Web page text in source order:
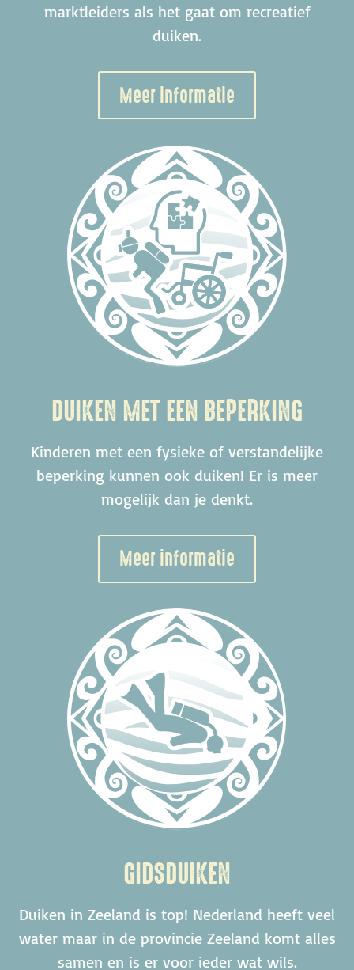
marktleiders als het gaat om recreatief
duiken.
Meer informatie
DUIKEN MET EEN BEPERKING
Kinderen met een fysieke of verstandelijke
beperking kunnen ook duiken! Er is meer
mogelijk dan je denkt.
Meer informatie
GIDSDUIKEN
Duiken in Zeeland is top! Nederland heeft veel
water maar in de provincie Zeeland komt alles
samen en is er voor ieder wat wils.